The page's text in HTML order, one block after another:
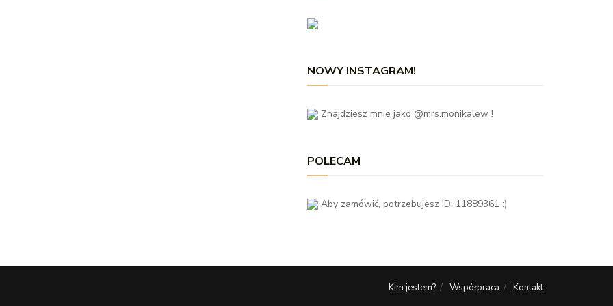
NOWY INSTAGRAM!
Znajdziesz mnie jako @mrs.monikalew !
POLECAM
Aby zamówić, potrzebujesz ID: 11889361 :)
Kim jestem? Współpraca Kontakt